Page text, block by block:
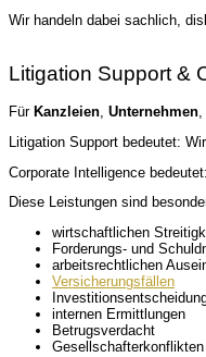
Wir handeln dabei sachlich,
Litigation Support &
Für Kanzleien, Unternehmen,
Litigation Support bedeutet:
Corporate Intelligence
Diese Leistungen sind
wirtschaftlichen
Forderungs- und
arbeitsrechtlichen
Versicherungsfällen
internen Ermittlungen
Betrugsverdacht
Gesellschafterkonflikten